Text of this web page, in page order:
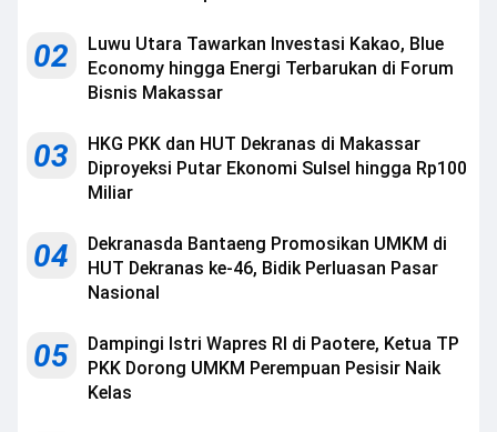
02
Luwu Utara Tawarkan Investasi Kakao, Blue
Economy hingga Energi Terbarukan di Forum
Bisnis Makassar
03
HKG PKK dan HUT Dekranas di Makassar
Diproyeksi Putar Ekonomi Sulsel hingga Rp100
Miliar
04
Dekranasda Bantaeng Promosikan UMKM di
HUT Dekranas ke-46, Bidik Perluasan Pasar
Nasional
05
Dampingi Istri Wapres RI di Paotere, Ketua TP
PKK Dorong UMKM Perempuan Pesisir Naik
Kelas